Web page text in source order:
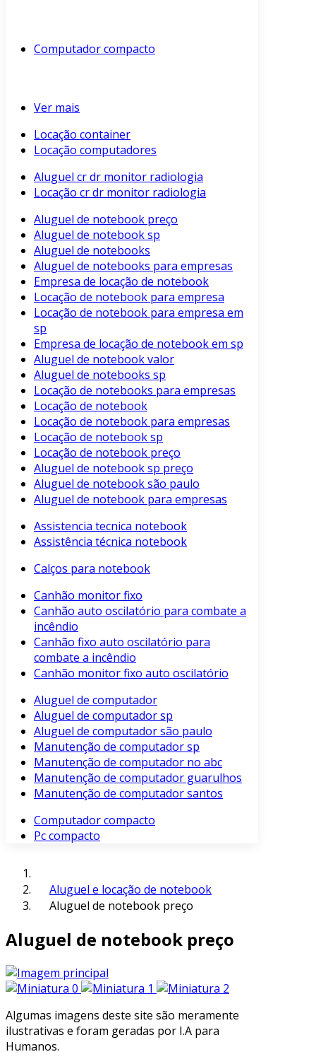
Computador compacto
Ver mais
Locação container
Locação computadores
Aluguel cr dr monitor radiologia
Locação cr dr monitor radiologia
Aluguel de notebook preço
Aluguel de notebook sp
Aluguel de notebooks
Aluguel de notebooks para empresas
Empresa de locação de notebook
Locação de notebook para empresa
Locação de notebook para empresa em
sp
Empresa de locação de notebook em sp
Aluguel de notebook valor
Aluguel de notebooks sp
Locação de notebooks para empresas
Locação de notebook
Locação de notebook para empresas
Locação de notebook sp
Locação de notebook preço
Aluguel de notebook sp preço
Aluguel de notebook são paulo
Aluguel de notebook para empresas
Assistencia tecnica notebook
Assistência técnica notebook
Calços para notebook
Canhão monitor fixo
Canhão auto oscilatório para combate a
incêndio
Canhão fixo auto oscilatório para
combate a incêndio
Canhão monitor fixo auto oscilatório
Aluguel de computador
Aluguel de computador sp
Aluguel de computador são paulo
Manutenção de computador sp
Manutenção de computador no abc
Manutenção de computador guarulhos
Manutenção de computador santos
Computador compacto
Pc compacto
Aluguel e locação de notebook
Aluguel de notebook preço
Aluguel de notebook preço
Algumas imagens deste site são meramente
ilustrativas e foram geradas por I.A para
Humanos.